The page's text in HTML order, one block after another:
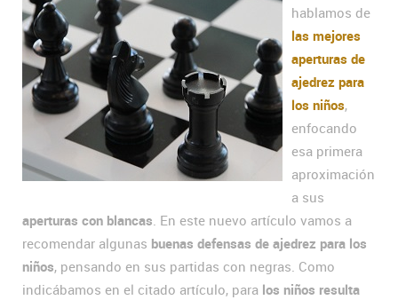
hablamos de
las mejores
aperturas de
ajedrez para
los niños,
enfocando
esa primera
aproximación
a sus
aperturas con blancas. En este nuevo artículo vamos a
recomendar algunas buenas defensas de ajedrez para los
niños, pensando en sus partidas con negras. Como
indicábamos en el citado artículo, para los niños resulta